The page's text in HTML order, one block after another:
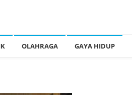
OLAHRAGA GAYA HIDUP